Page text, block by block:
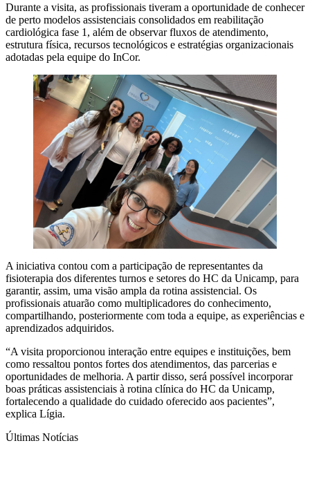
Durante a visita, as profissionais tiveram a oportunidade de conhecer
de perto modelos assistenciais consolidados em reabilitação
cardiológica fase 1, além de observar fluxos de atendimento,
estrutura física, recursos tecnológicos e estratégias organizacionais
adotadas pela equipe do InCor.
A iniciativa contou com a participação de representantes da
fisioterapia dos diferentes turnos e setores do HC da Unicamp, para
garantir, assim, uma visão ampla da rotina assistencial. Os
profissionais atuarão como multiplicadores do conhecimento,
compartilhando, posteriormente com toda a equipe, as experiências e
aprendizados adquiridos.
“A visita proporcionou interação entre equipes e instituições, bem
como ressaltou pontos fortes dos atendimentos, das parcerias e
oportunidades de melhoria. A partir disso, será possível incorporar
boas práticas assistenciais à rotina clínica do HC da Unicamp,
fortalecendo a qualidade do cuidado oferecido aos pacientes”,
explica Lígia.
Últimas Notícias